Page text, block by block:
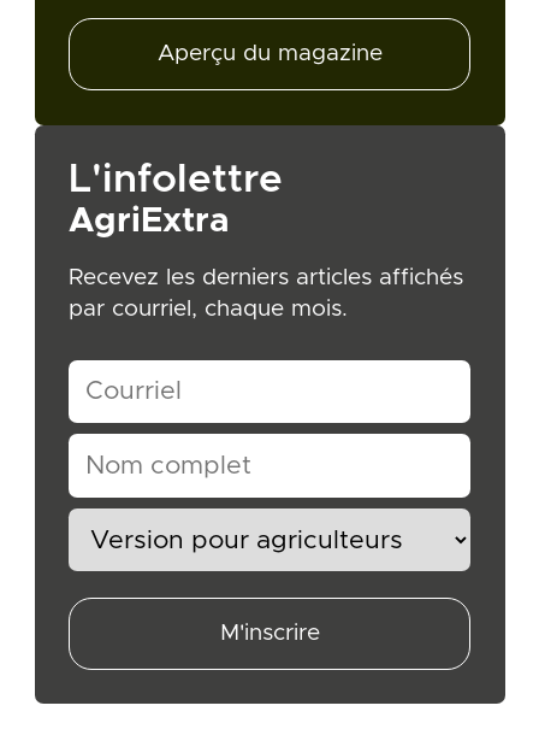
Aperçu du magazine
L'infolettre
AgriExtra
Recevez les derniers articles affichés
par courriel, chaque mois.
M'inscrire